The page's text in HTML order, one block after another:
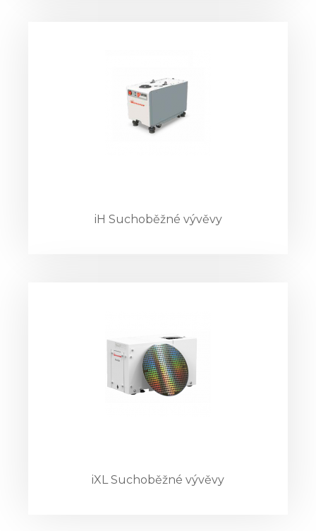
iH Suchoběžné vývěvy
iXL Suchoběžné vývěvy